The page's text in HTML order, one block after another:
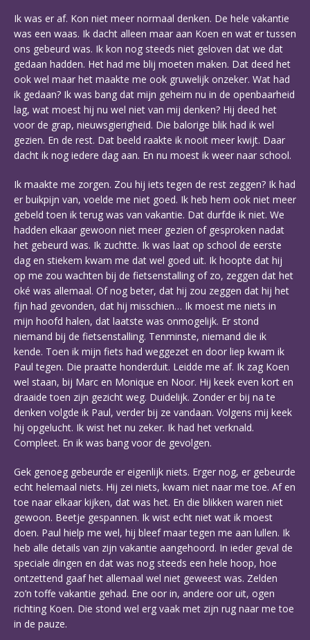
Ik was er af. Kon niet meer normaal denken. De hele vakantie
was een waas. Ik dacht alleen maar aan Koen en wat er tussen
ons gebeurd was. Ik kon nog steeds niet geloven dat we dat
gedaan hadden. Het had me blij moeten maken. Dat deed het
ook wel maar het maakte me ook gruwelijk onzeker. Wat had
ik gedaan? Ik was bang dat mijn geheim nu in de openbaarheid
lag, wat moest hij nu wel niet van mij denken? Hij deed het
voor de grap, nieuwsgierigheid. Die balorige blik had ik wel
gezien. En de rest. Dat beeld raakte ik nooit meer kwijt. Daar
dacht ik nog iedere dag aan. En nu moest ik weer naar school.
Ik maakte me zorgen. Zou hij iets tegen de rest zeggen? Ik had
er buikpijn van, voelde me niet goed. Ik heb hem ook niet meer
gebeld toen ik terug was van vakantie. Dat durfde ik niet. We
hadden elkaar gewoon niet meer gezien of gesproken nadat
het gebeurd was. Ik zuchtte. Ik was laat op school de eerste
dag en stiekem kwam me dat wel goed uit. Ik hoopte dat hij
op me zou wachten bij de fietsenstalling of zo, zeggen dat het
oké was allemaal. Of nog beter, dat hij zou zeggen dat hij het
fijn had gevonden, dat hij misschien… Ik moest me niets in
mijn hoofd halen, dat laatste was onmogelijk. Er stond
niemand bij de fietsenstalling. Tenminste, niemand die ik
kende. Toen ik mijn fiets had weggezet en door liep kwam ik
Paul tegen. Die praatte honderduit. Leidde me af. Ik zag Koen
wel staan, bij Marc en Monique en Noor. Hij keek even kort en
draaide toen zijn gezicht weg. Duidelijk. Zonder er bij na te
denken volgde ik Paul, verder bij ze vandaan. Volgens mij keek
hij opgelucht. Ik wist het nu zeker. Ik had het verknald.
Compleet. En ik was bang voor de gevolgen.
Gek genoeg gebeurde er eigenlijk niets. Erger nog, er gebeurde
echt helemaal niets. Hij zei niets, kwam niet naar me toe. Af en
toe naar elkaar kijken, dat was het. En die blikken waren niet
gewoon. Beetje gespannen. Ik wist echt niet wat ik moest
doen. Paul hielp me wel, hij bleef maar tegen me aan lullen. Ik
heb alle details van zijn vakantie aangehoord. In ieder geval de
speciale dingen en dat was nog steeds een hele hoop, hoe
ontzettend gaaf het allemaal wel niet geweest was. Zelden
zo’n toffe vakantie gehad. Ene oor in, andere oor uit, ogen
richting Koen. Die stond wel erg vaak met zijn rug naar me toe
in de pauze.